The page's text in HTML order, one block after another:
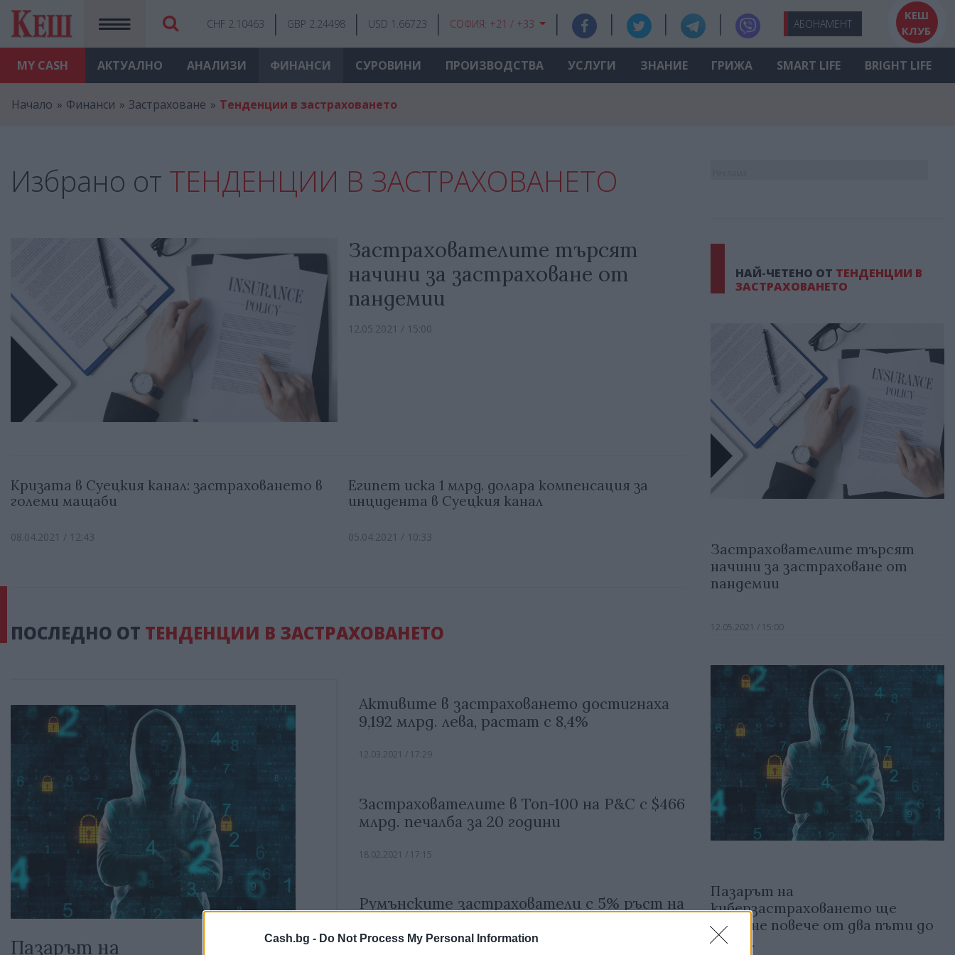
Cash.bg - Do Not Process My Personal Information
MY CASH
CHF 2.10463 GBP 2.24498 USD 1.66723 СОФИЯ: +21 / +33 АБОНАМЕНТ
КЕШ
КЛУБ
АКТУАЛНО АНАЛИЗИ ФИНАНСИ СУРОВИНИ ПРОИЗВОДСТВА УСЛУГИ ЗНАНИЕ ГРИЖА SMART LIFE BRIGHT LIFE
Начало Финанси Застраховане Тенденции в застраховането
Избрано от ТЕНДЕНЦИИ В ЗАСТРАХОВАНЕТО
Застрахователите търсят
начини за застраховане от
пандемии
12.05.2021 / 15:00
Кризата в Суецкия канал: застраховането в
големи мащаби
08.04.2021 / 12:43
Египет иска 1 млрд. долара компенсация за
инцидента в Суецкия канал
05.04.2021 / 10:33
ПОСЛЕДНО ОТ ТЕНДЕНЦИИ В ЗАСТРАХОВАНЕТО
Пазарът на
Активите в застраховането достигнаха
9,192 млрд. лева, растат с 8,4%
12.03.2021 / 17:29
Застрахователите в Топ-100 на P&C с $466
млрд. печалба за 20 години
18.02.2021 / 17:15
Румънските застрахователи с 5% ръст на
НАЙ-ЧЕТЕНО ОТ ТЕНДЕНЦИИ В
ЗАСТРАХОВАНЕТО
Застрахователите търсят
начини за застраховане от
пандемии
12.05.2021 / 15:00
Пазарът на
киберзастраховането ще
нарасне повече от два пъти до
2025 г.